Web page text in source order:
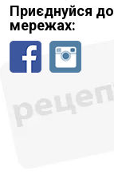
Приєднуйся
мережах: